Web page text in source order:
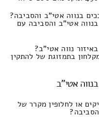
בנווה אטי"ב והסביבה?
אטי"ב והסביבה עם
נווה אטי"ב?
בתמזוגת של להתקין
אטי"ב
או לחלופין מקרר של